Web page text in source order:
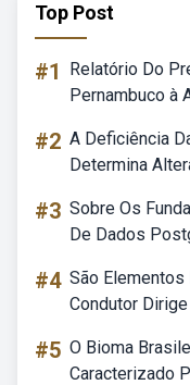
Top Post
#1
Relatório Do
Pernambuco à
#2 A Deficiência
Determina
#3 Sobre Os
De Dados
#4 São Elementos
Condutor
#5 O Bioma
Caracterizado